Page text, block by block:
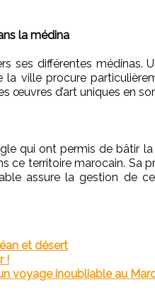
la médina
ses différentes
ville procure
œuvres d’art uniques en
qui ont permis de bâtir
ce territoire marocain. Sa
assure la gestion de
et désert
!
voyage inoubliable au